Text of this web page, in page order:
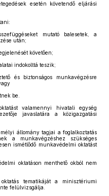
esetén követendő eljárási
mutató balesetek, a
után;
követően;
indokolttá teszik;
és biztonságos munkavégzésre
be.
valamennyi hivatali egység
javaslatára a közigazgatási
állomány tagjai a foglalkoztatás
a munkavégzéshez szükséges
ismétlődő munkavédelmi oktatást
oktatáson menthető okból nem
tematikáját a minisztériumi
felülvizsgálja.